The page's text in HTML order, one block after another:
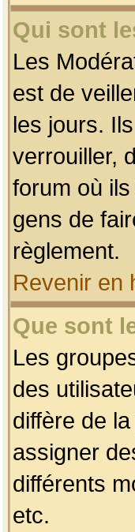
Qui sont
Les
est de
les jours.
verrouiller,
forum où
gens de
règlement.
Revenir en
Que sont
Les
des
diffère de
assigner
différents
etc.